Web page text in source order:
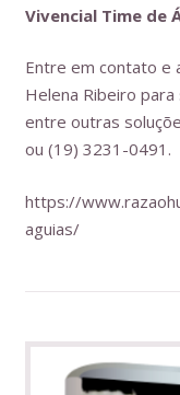
Vivencial Time de
Entre em contato e
Helena Ribeiro
entre outras
ou (19) 3231-0491.
https://
aguias/